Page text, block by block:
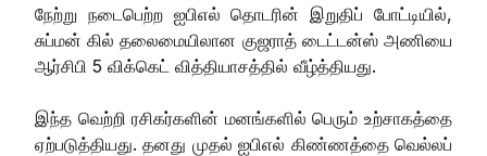
நேற்று நடைபெற்ற ஐபிஎல் தொடரின் இறுதிப் போட்டியில்,
சுப்மன் கில் தலைமையிலான குஜராத் டைட்டன்ஸ் அணியை
ஆர்சிபி 5 விக்கெட் வித்தியாசத்தில் வீழ்த்தியது.
இந்த வெற்றி ரசிகர்களின் மனங்களில் பெரும் உற்சாகத்தை
ஏற்படுத்தியது. தனது முதல் ஐபிஎல் கிண்ணத்தை வெல்லப்